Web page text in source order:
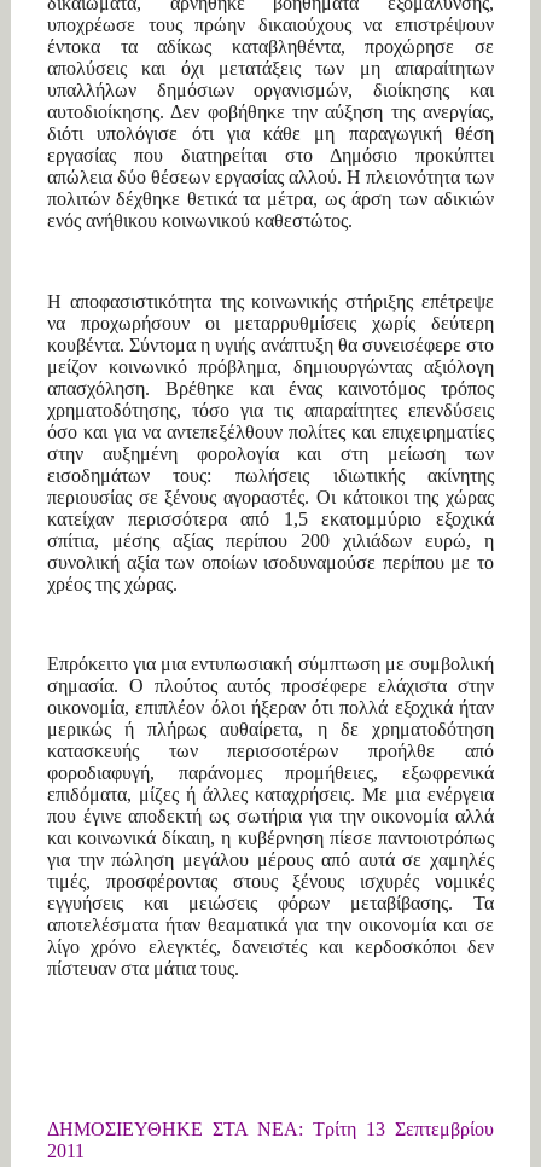
υποχρέωσε τους πρώην δικαιούχους να επιστρέψουν
έντοκα τα αδίκως καταβληθέντα, προχώρησε σε
απολύσεις και όχι μετατάξεις των μη απαραίτητων
υπαλλήλων δημόσιων οργανισμών, διοίκησης και
αυτοδιοίκησης. Δεν φοβήθηκε την αύξηση της ανεργίας,
διότι υπολόγισε ότι για κάθε μη παραγωγική θέση
εργασίας που διατηρείται στο Δημόσιο προκύπτει
απώλεια δύο θέσεων εργασίας αλλού. Η πλειονότητα των
πολιτών δέχθηκε θετικά τα μέτρα, ως άρση των αδικιών
ενός ανήθικου κοινωνικού καθεστώτος.
Η αποφασιστικότητα της κοινωνικής στήριξης επέτρεψε
να προχωρήσουν οι μεταρρυθμίσεις χωρίς δεύτερη
κουβέντα. Σύντομα η υγιής ανάπτυξη θα συνεισέφερε στο
μείζον κοινωνικό πρόβλημα, δημιουργώντας αξιόλογη
απασχόληση. Βρέθηκε και ένας καινοτόμος τρόπος
χρηματοδότησης, τόσο για τις απαραίτητες επενδύσεις
όσο και για να αντεπεξέλθουν πολίτες και επιχειρηματίες
στην αυξημένη φορολογία και στη μείωση των
εισοδημάτων τους: πωλήσεις ιδιωτικής ακίνητης
περιουσίας σε ξένους αγοραστές. Οι κάτοικοι της χώρας
κατείχαν περισσότερα από 1,5 εκατομμύριο εξοχικά
σπίτια, μέσης αξίας περίπου 200 χιλιάδων ευρώ, η
συνολική αξία των οποίων ισοδυναμούσε περίπου με το
χρέος της χώρας.
Επρόκειτο για μια εντυπωσιακή σύμπτωση με συμβολική
σημασία. Ο πλούτος αυτός προσέφερε ελάχιστα στην
οικονομία, επιπλέον όλοι ήξεραν ότι πολλά εξοχικά ήταν
μερικώς ή πλήρως αυθαίρετα, η δε χρηματοδότηση
κατασκευής των περισσοτέρων προήλθε από
φοροδιαφυγή, παράνομες προμήθειες, εξωφρενικά
επιδόματα, μίζες ή άλλες καταχρήσεις. Με μια ενέργεια
που έγινε αποδεκτή ως σωτήρια για την οικονομία αλλά
και κοινωνικά δίκαιη, η κυβέρνηση πίεσε παντοιοτρόπως
για την πώληση μεγάλου μέρους από αυτά σε χαμηλές
τιμές, προσφέροντας στους ξένους ισχυρές νομικές
εγγυήσεις και μειώσεις φόρων μεταβίβασης. Τα
αποτελέσματα ήταν θεαματικά για την οικονομία και σε
λίγο χρόνο ελεγκτές, δανειστές και κερδοσκόποι δεν
πίστευαν στα μάτια τους.
ΔΗΜΟΣΙΕΥΘΗΚΕ ΣΤΑ ΝΕΑ: Τρίτη 13 Σεπτεμβρίου
2011